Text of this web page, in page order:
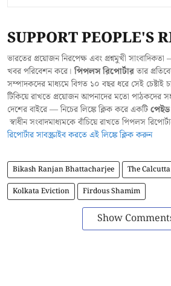
SUPPORT PEOPLE'S
ভারতের প্রয়োজন নিরপেক্ষ এবং প্রশ্নমুখী
খবর পরিবেশন করে।পিপলস রিপোর্টারতার
সম্পাদকদের মাধ্যমে বিগত ১০ বছর ধরে সেই চেষ্টাই
টিকিয়ে রাখতে প্রয়োজন আপনাদের মতো পাঠকদের
দেশের বাইরে — নিচের লিঙ্কে ক্লিক করে একটিপেইড
স্বাধীন সংবাদমাধ্যমকে বাঁচিয়ে রাখতে পিপলস
রিপোর্টার সাবস্ক্রাইব করতে এই লিঙ্কে ক্লিক করুন
Bikash Ranjan Bhattacharjee The
Kolkata Eviction
Firdous Shamim
Show